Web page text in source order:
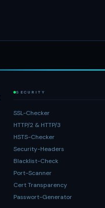
SECURITY
SSL-Checker
HTTP/2 & HTTP/3
HSTS-Checker
Security-Headers
Blacklist-Check
Port-Scanner
Cert Transparency
Passwort-Generator